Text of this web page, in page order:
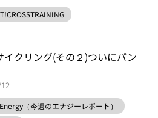
イクリング(その２)ついにパン
（今週のエナジーレポート）